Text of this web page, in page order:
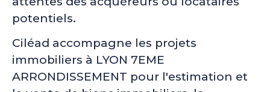
potentiels.
Ciléad accompagne les projets
immobiliers à LYON 7EME
ARRONDISSEMENT pour l'estimation et